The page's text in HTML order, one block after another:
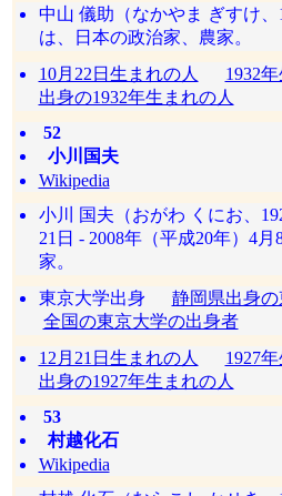
中山 儀助（なかやま ぎすけ、
は、日本の政治家、農家。
10月22日生まれの人
1932
出身の1932年生まれの人
52
小川国夫
Wikipedia
小川 国夫（おがわ くにお、
21日 - 2008年（平成20年）4
家。
東京大学出身 静岡県出身
全国の東京大学の出身者
12月21日生まれの人
1927
出身の1927年生まれの人
53
村越化石
Wikipedia